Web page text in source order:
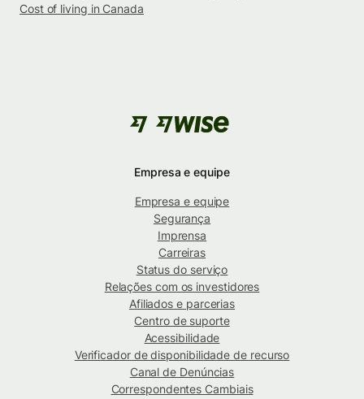
Cost of living in Canada
Empresa e equipe
Empresa e equipe
Segurança
Imprensa
Carreiras
Status do serviço
Relações com os investidores
Afiliados e parcerias
Centro de suporte
Acessibilidade
Verificador de disponibilidade de recurso
Canal de Denúncias
Correspondentes Cambiais